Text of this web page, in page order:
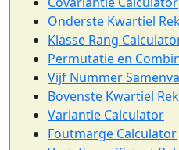
Onderste Kwartiel
Klasse Rang
Permutatie en
Vijf Nummer
Bovenste Kwartiel
Variantie Calculator
Foutmarge Calculator